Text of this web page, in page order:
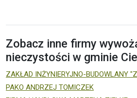
Zobacz inne firmy
nieczystości w gminie
ZAKŁAD INŻYNIERYJNO-BUDOWLANY
PAKO ANDRZEJ TOMICZEK